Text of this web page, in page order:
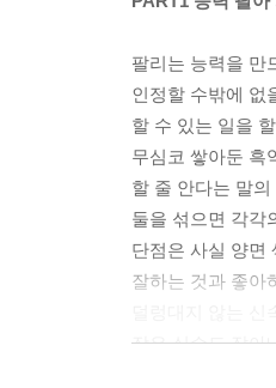
팔리는 능력을 만
인정할 수밖에 없
할 수 있는 일을
무심코 쌓아둔 흑
할 줄 안다는 말
둘을 섞으면 각각
단점은 사실 양면
잘하는 것과 좋아
작은 실수도 잡아